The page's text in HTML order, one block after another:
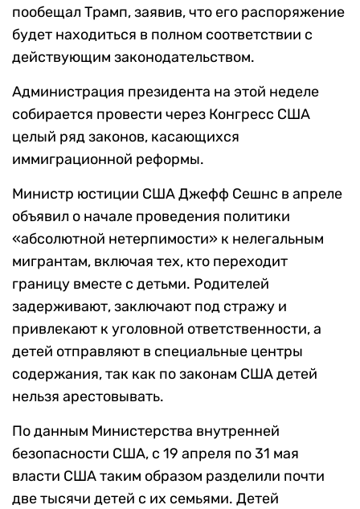
пообещал Трамп, заявив, что его распоряжение
будет находиться в полном соответствии с
действующим законодательством.
Администрация президента на этой неделе
собирается провести через Конгресс США
целый ряд законов, касающихся
иммиграционной реформы.
Министр юстиции США Джефф Сешнс в апреле
объявил о начале проведения политики
«абсолютной нетерпимости» к нелегальным
мигрантам, включая тех, кто переходит
границу вместе с детьми. Родителей
задерживают, заключают под стражу и
привлекают к уголовной ответственности, а
детей отправляют в специальные центры
содержания, так как по законам США детей
нельзя арестовывать.
По данным Министерства внутренней
безопасности США, с 19 апреля по 31 мая
власти США таким образом разделили почти
две тысячи детей с их семьями. Детей